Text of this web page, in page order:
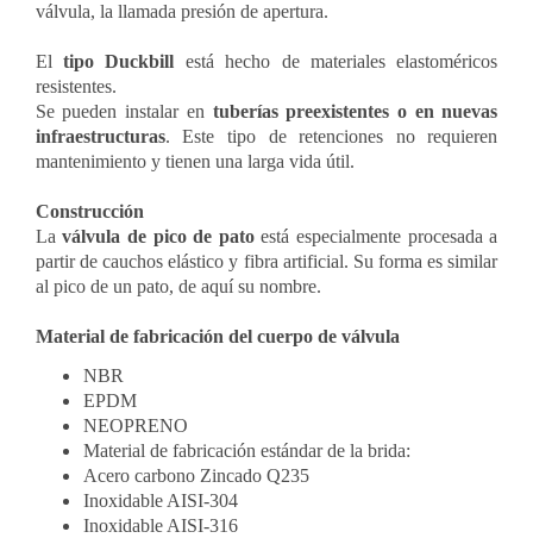
válvula, la llamada presión de apertura.
El tipo Duckbill está hecho de materiales elastoméricos
resistentes.
Se pueden instalar en tuberías preexistentes o en nuevas
infraestructuras. Este tipo de retenciones no requieren
mantenimiento y tienen una larga vida útil.
Construcción
Laválvula de pico de patoestá especialmente procesada a
partir de cauchos elástico y fibra artificial. Su forma es similar
al pico de un pato, de aquí su nombre.
Material de fabricación del cuerpo de válvula
NBR
EPDM
NEOPRENO
Material de fabricación estándar de la brida:
Acero carbono Zincado Q235
Inoxidable AISI-304
Inoxidable AISI-316